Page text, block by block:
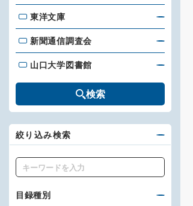
東洋文庫
東洋文庫
新聞通信調査会
新聞通信調査会
山口大学図書館
山口大学図書館
検索
絞り込み検索
キーワード
目録種別